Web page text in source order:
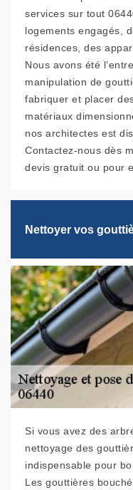
services sur tout
logements engagés,
résidences, des
Nous avons été
manipulation de
fabriquer et placer
matériaux
nos architectes est
Contactez-nous dès
devis gratuit ou pour
Nettoyer vos
Si vous avez des
nettoyage des
indispensable pour
Les gouttières